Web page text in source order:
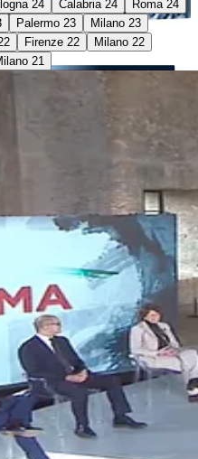
24 Calabria 24
Roma 24
Palermo 23
Milano 23
Firenze 22
Milano 22
21